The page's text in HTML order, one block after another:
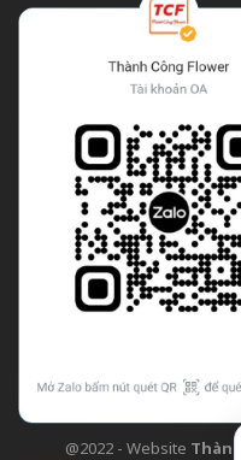
@2022 - Website